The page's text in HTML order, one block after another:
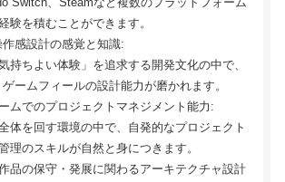
験を積むことができます。
感設計の感覚と知識:
持ちよい体験」を追求する開発文化の中で、
ームフィールの設計能力が磨かれます。
ムでのプロジェクトマネジメント能力:
体を回す環境の中で、自発的なプロジェクト
理のスキルが自然と身につきます。
品の保守・発展に関わるアーキテクチャ設計